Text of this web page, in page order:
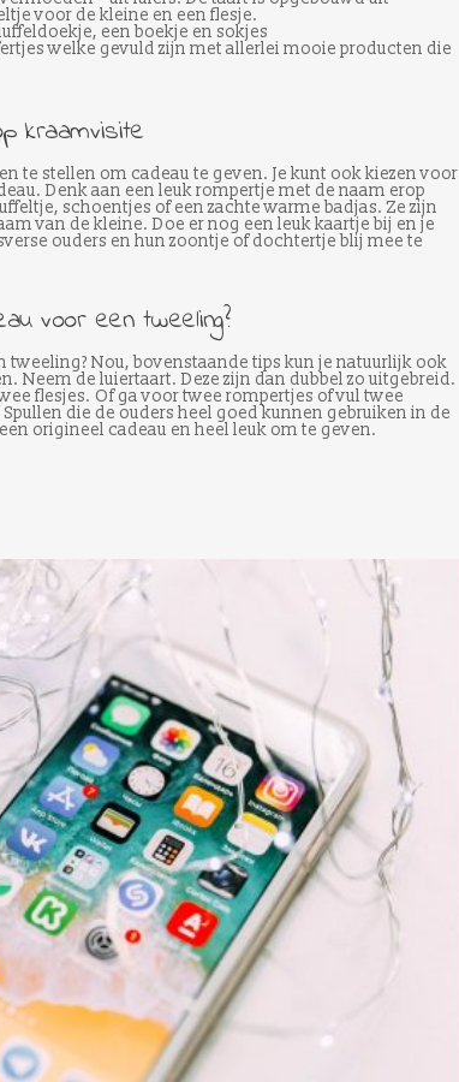
voor de kleine en een flesje.
een boekje en sokjes
welke gevuld zijn met allerlei mooie producten die
kraamvisite
te stellen om cadeau te geven. Je kunt ook kiezen voor
Denk aan een leuk rompertje met de naam erop
schoentjes of een zachte warme badjas. Ze zijn
van de kleine. Doe er nog een leuk kaartje bij en je
ouders en hun zoontje of dochtertje blij mee te
voor een tweeling?
tweeling? Nou, bovenstaande tips kun je natuurlijk ook
Neem de luiertaart. Deze zijn dan dubbel zo uitgebreid.
flesjes. Of ga voor twee rompertjes of vul twee
die de ouders heel goed kunnen gebruiken in de
origineel cadeau en heel leuk om te geven.